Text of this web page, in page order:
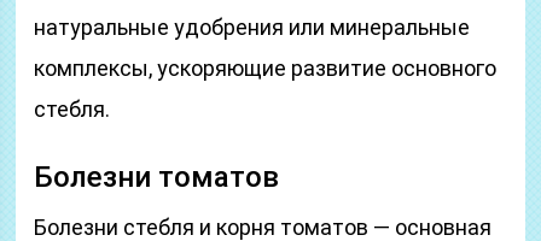
натуральные удобрения или минеральные
комплексы, ускоряющие развитие основного
стебля.
Болезни томатов
Болезни стебля и корня томатов — основная